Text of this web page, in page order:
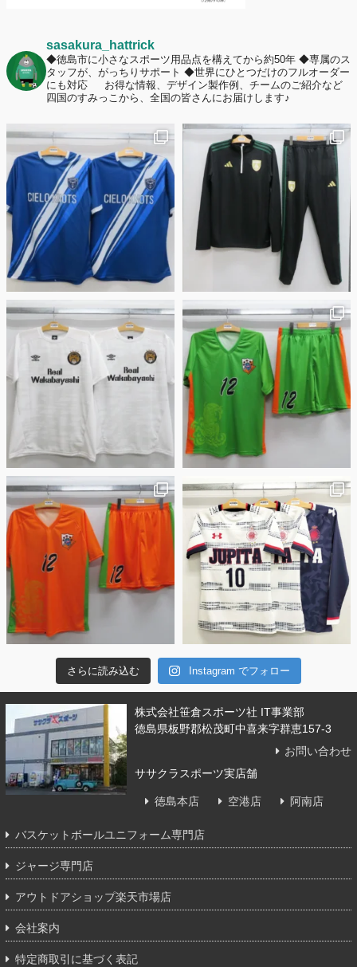
sasakura_hattrick
◆徳島市に小さなスポーツ用品点を構えてから約50年 ◆専属のス
タッフが、がっちりサポート ◆世界にひとつだけのフルオーダー
にも対応
お得な情報、デザイン製作例、チームのご紹介など
四国のすみっこから、全国の皆さんにお届けします♪
さらに読み込む Instagram でフォロー
株式会社笹倉スポーツ社 IT事業部
徳島県板野郡松茂町中喜来字群恵157-3
お問い合わせ
ササクラスポーツ実店舗
徳島本店 空港店 阿南店
バスケットボールユニフォーム専門店
ジャージ専門店
アウトドアショップ楽天市場店
会社案内
特定商取引に基づく表記